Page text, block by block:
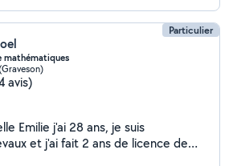
Particulier
mathématiques
avis)
Emilie j'ai 28 ans, je suis
et j'ai fait 2 ans de licence de